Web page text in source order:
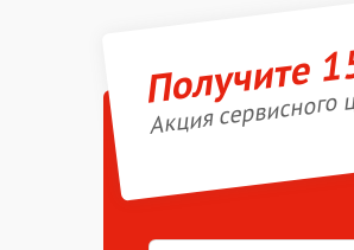
Получите
Акция